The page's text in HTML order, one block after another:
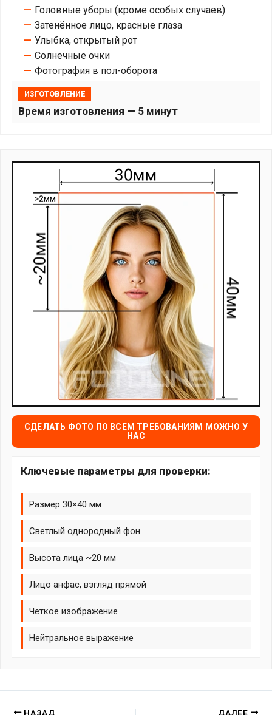
Головные уборы (кроме особых случаев)
Затенённое лицо, красные глаза
Улыбка, открытый рот
Солнечные очки
Фотография в пол-оборота
ИЗГОТОВЛЕНИЕ
Время изготовления — 5 минут
СДЕЛАТЬ ФОТО ПО ВСЕМ ТРЕБОВАНИЯМ МОЖНО У
НАС
Ключевые параметры для проверки:
Размер 30×40 мм
Светлый однородный фон
Высота лица ~20 мм
Лицо анфас, взгляд прямой
Чёткое изображение
Нейтральное выражение
НАЗАД ДАЛЕЕ